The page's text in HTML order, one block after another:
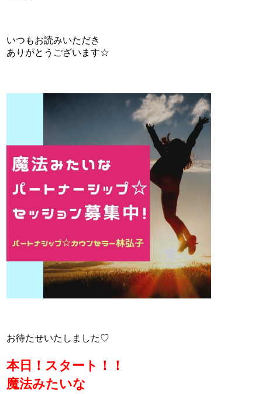
いつもお読みいただき
ありがとうございます☆
お待たせいたしました♡
本日！スタート！！
魔法みたいな